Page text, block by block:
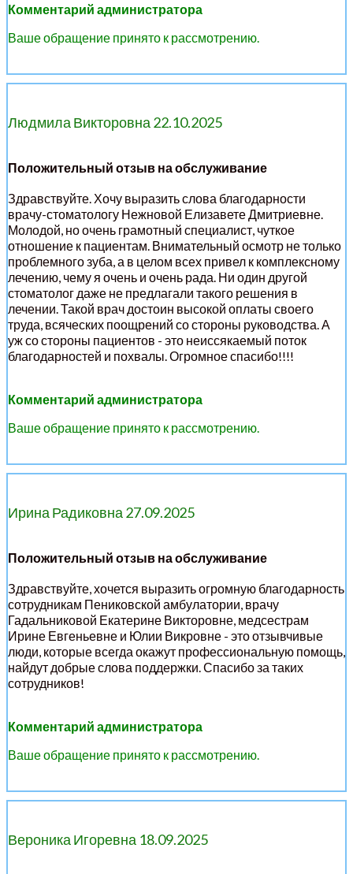
Комментарий администратора
Ваше обращение принято к рассмотрению.
Людмила Викторовна 22.10.2025
Положительный отзыв на обслуживание
Здравствуйте. Хочу выразить слова благодарности
врачу-стоматологу Нежновой Елизавете Дмитриевне.
Молодой, но очень грамотный специалист, чуткое
отношение к пациентам. Внимательный осмотр не только
проблемного зуба, а в целом всех привел к комплексному
лечению, чему я очень и очень рада. Ни один другой
стоматолог даже не предлагали такого решения в
лечении. Такой врач достоин высокой оплаты своего
труда, всяческих поощрений со стороны руководства. А
уж со стороны пациентов - это неиссякаемый поток
благодарностей и похвалы. Огромное спасибо!!!!
Комментарий администратора
Ваше обращение принято к рассмотрению.
Ирина Радиковна 27.09.2025
Положительный отзыв на обслуживание
Здравствуйте, хочется выразить огромную благодарность
сотрудникам Пениковской амбулатории, врачу
Гадальниковой Екатерине Викторовне, медсестрам
Ирине Евгеньевне и Юлии Викровне - это отзывчивые
люди, которые всегда окажут профессиональную помощь,
найдут добрые слова поддержки. Спасибо за таких
сотрудников!
Комментарий администратора
Ваше обращение принято к рассмотрению.
Вероника Игоревна 18.09.2025